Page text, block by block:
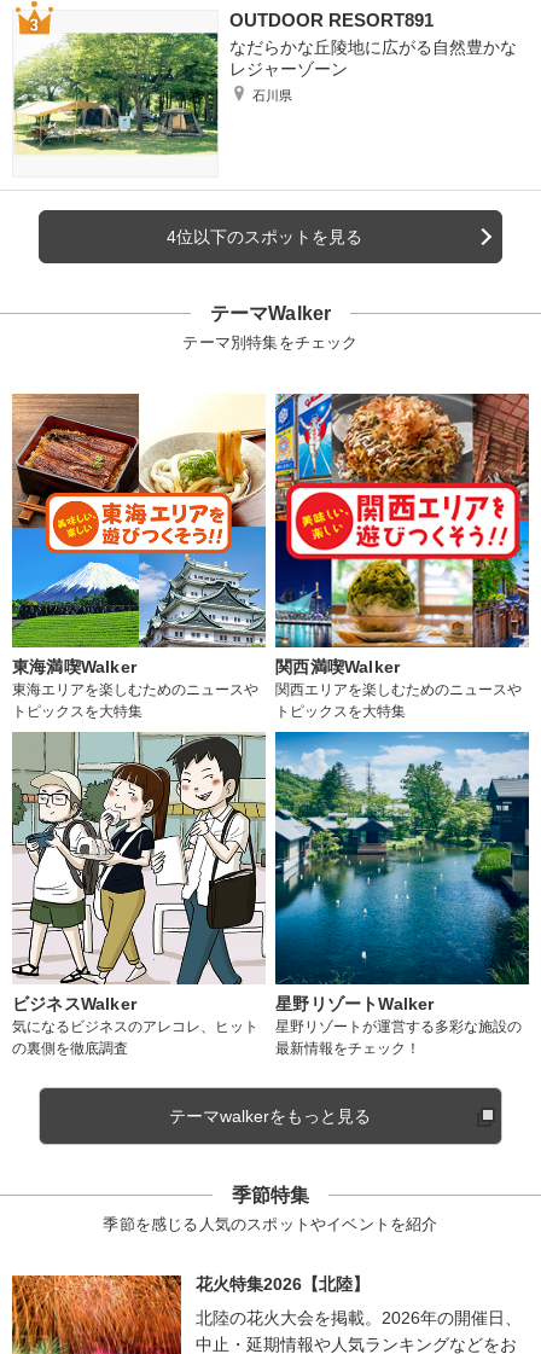
OUTDOOR RESORT891
なだらかな丘陵地に広がる自然豊かな
レジャーゾーン
石川県
4位以下のスポットを見る
テーマWalker
テーマ別特集をチェック
東海満喫Walker
東海エリアを楽しむためのニュースや
トピックスを大特集
関西満喫Walker
関西エリアを楽しむためのニュースや
トピックスを大特集
ビジネスWalker
気になるビジネスのアレコレ、ヒット
の裏側を徹底調査
星野リゾートWalker
星野リゾートが運営する多彩な施設の
最新情報をチェック！
テーマwalkerをもっと見る
季節特集
季節を感じる人気のスポットやイベントを紹介
花火特集2026【北陸】
北陸の花火大会を掲載。2026年の開催日、
中止・延期情報や人気ランキングなどをお